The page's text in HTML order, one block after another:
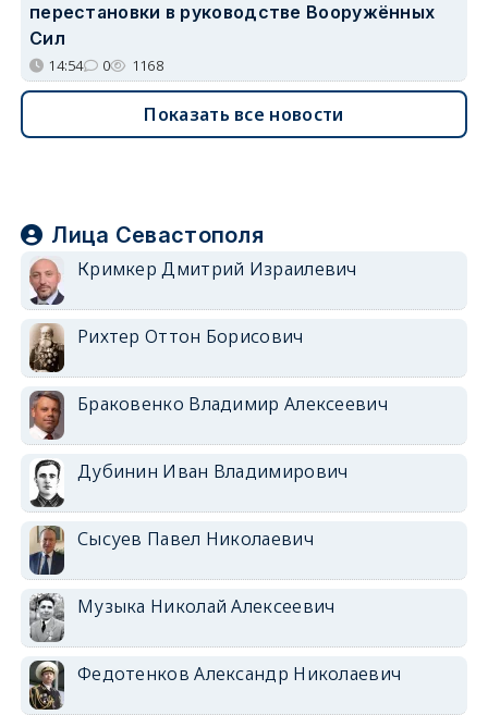
перестановки в руководстве Вооружённых
Сил
14:54 0 1168
Показать все новости
Лица Севастополя
Кримкер Дмитрий Израилевич
Рихтер Оттон Борисович
Браковенко Владимир Алексеевич
Дубинин Иван Владимирович
Сысуев Павел Николаевич
Музыка Николай Алексеевич
Федотенков Александр Николаевич